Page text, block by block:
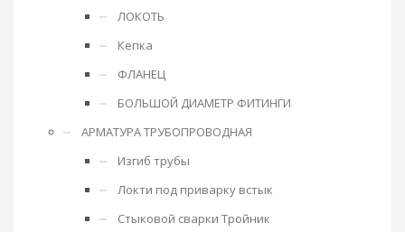
ЛОКОТЬ
Кепка
ФЛАНЕЦ
БОЛЬШОЙ ДИАМЕТР ФИТИНГИ
АРМАТУРА ТРУБОПРОВОДНАЯ
Изгиб трубы
Локти под приварку встык
Стыковой сварки Тройник